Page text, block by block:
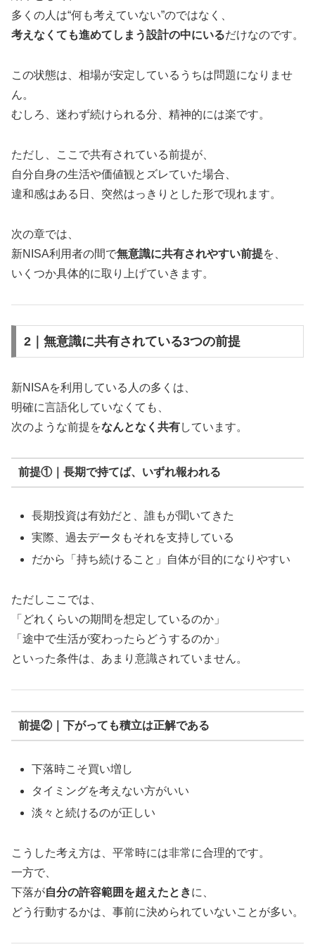
多くの人は“何も考えていない”のではなく、
考えなくても進めてしまう設計の中にいるだけなのです。
この状態は、相場が安定しているうちは問題になりませ
ん。
むしろ、迷わず続けられる分、精神的には楽です。
ただし、ここで共有されている前提が、
自分自身の生活や価値観とズレていた場合、
違和感はある日、突然はっきりとした形で現れます。
次の章では、
新NISA利用者の間で無意識に共有されやすい前提を、
いくつか具体的に取り上げていきます。
2｜無意識に共有されている3つの前提
新NISAを利用している人の多くは、
明確に言語化していなくても、
次のような前提をなんとなく共有しています。
前提①｜長期で持てば、いずれ報われる
長期投資は有効だと、誰もが聞いてきた
実際、過去データもそれを支持している
だから「持ち続けること」自体が目的になりやすい
ただしここでは、
「どれくらいの期間を想定しているのか」
「途中で生活が変わったらどうするのか」
といった条件は、あまり意識されていません。
前提②｜下がっても積立は正解である
下落時こそ買い増し
タイミングを考えない方がいい
淡々と続けるのが正しい
こうした考え方は、平常時には非常に合理的です。
一方で、
下落が自分の許容範囲を超えたときに、
どう行動するかは、事前に決められていないことが多い。